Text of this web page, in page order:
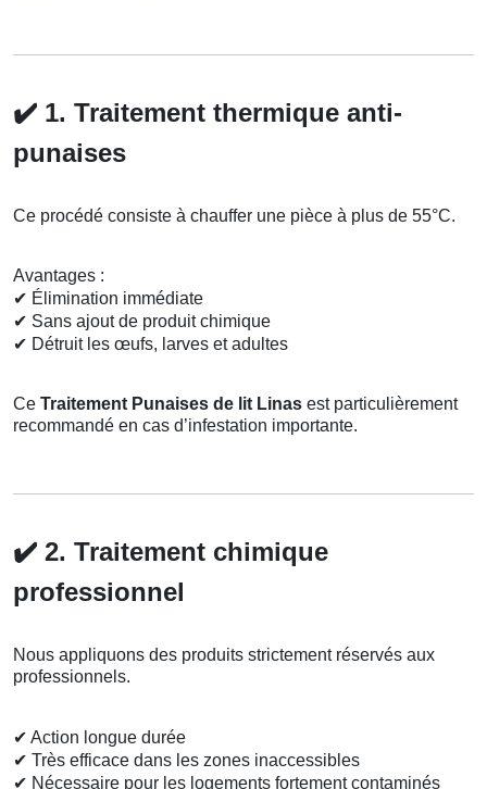
✔️ 1. Traitement thermique anti-
punaises
Ce procédé consiste à chauffer une pièce à plus de 55°C.
Avantages :
✔ Élimination immédiate
✔ Sans ajout de produit chimique
✔ Détruit les œufs, larves et adultes
Ce Traitement Punaises de lit Linas est particulièrement
recommandé en cas d’infestation importante.
✔️ 2. Traitement chimique
professionnel
Nous appliquons des produits strictement réservés aux
professionnels.
✔ Action longue durée
✔ Très efficace dans les zones inaccessibles
✔ Nécessaire pour les logements fortement contaminés